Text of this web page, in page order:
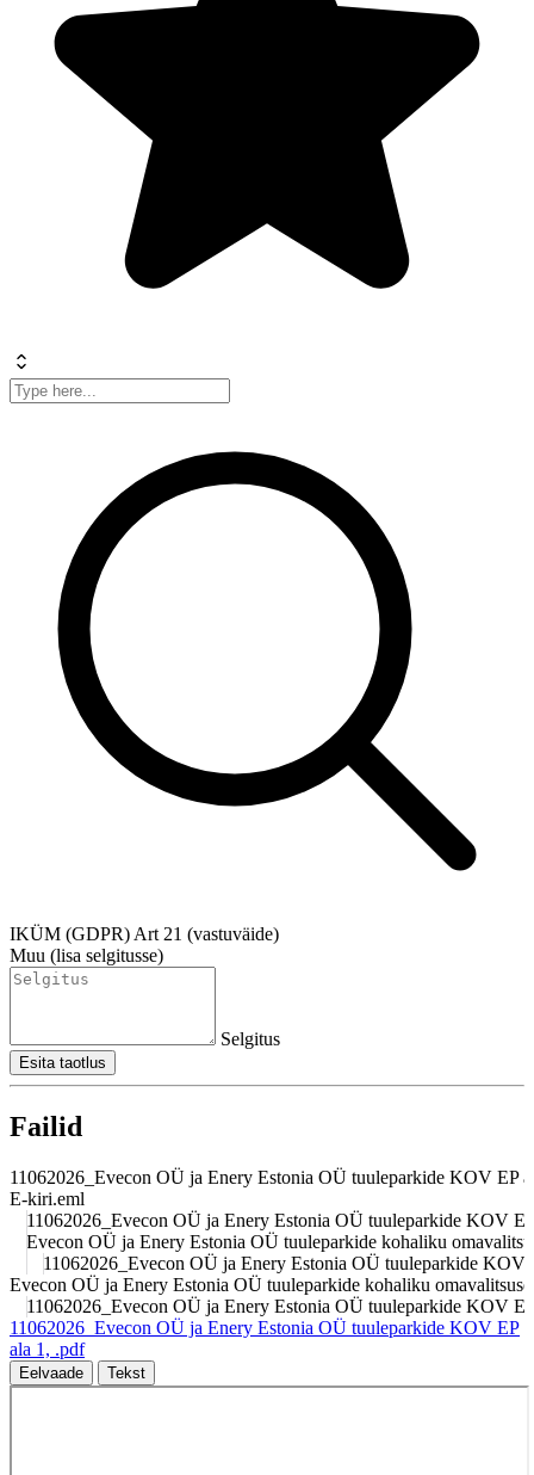
IKÜM (GDPR) Art 21 (vastuväide)
Muu (lisa selgitusse)
Selgitus
Esita taotlus
Failid
11062026_Evecon OÜ ja Enery Estonia OÜ tuuleparkide KOV EP
E-kiri.eml
11062026_Evecon OÜ ja Enery Estonia OÜ tuuleparkide KOV
Evecon OÜ ja Enery Estonia OÜ tuuleparkide kohaliku
11062026_Evecon OÜ ja Enery Estonia OÜ tuuleparkide KOV
Evecon OÜ ja Enery Estonia OÜ tuuleparkide kohaliku
11062026_Evecon OÜ ja Enery Estonia OÜ tuuleparkide KOV
11062026_Evecon OÜ ja Enery Estonia OÜ tuuleparkide KOV EP
ala 1, .pdf
Eelvaade Tekst